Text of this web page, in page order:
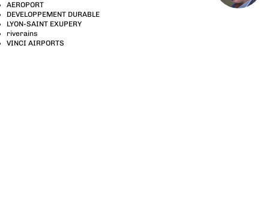
AEROPORT
DEVELOPPEMENT DURABLE
LYON-SAINT EXUPERY
riverains
VINCI AIRPORTS